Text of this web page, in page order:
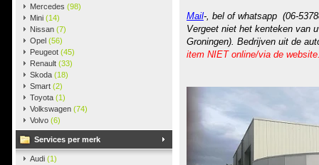
Mercedes (98)
Mini (14)
Nissan (7)
Opel (56)
Peugeot (45)
Renault (33)
Skoda (18)
Smart (2)
Toyota (1)
Volkswagen (74)
Volvo (6)
Services per merk
Audi (1)
Mail-, bel of whatsapp (06-
Vergeet niet het kenteken van
Groningen). Bedrijven uit de
item NIET online/via de